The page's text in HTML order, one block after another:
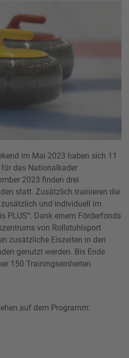
im Mai 2023 haben sich 11
das Nationalkader
2023 finden drei
statt. Zusätzlich trainieren die
und individuell im
PLUS“. Dank einem Förderfonds
von Rollstuhlsport
zusätzliche Eiszeiten in den
genutzt werden. Bis Ende
150 Trainingseinheiten
auf dem Programm: